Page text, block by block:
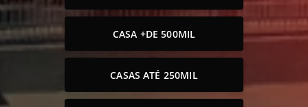
CASA +DE 500MIL
CASAS ATÉ 250MIL